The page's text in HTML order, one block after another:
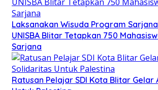
Laksanakan Wisuda Program Sarjana
UNISBA Blitar Tetapkan 750
Sarjana
Ratusan Pelajar SDI Kota Blitar Gelar